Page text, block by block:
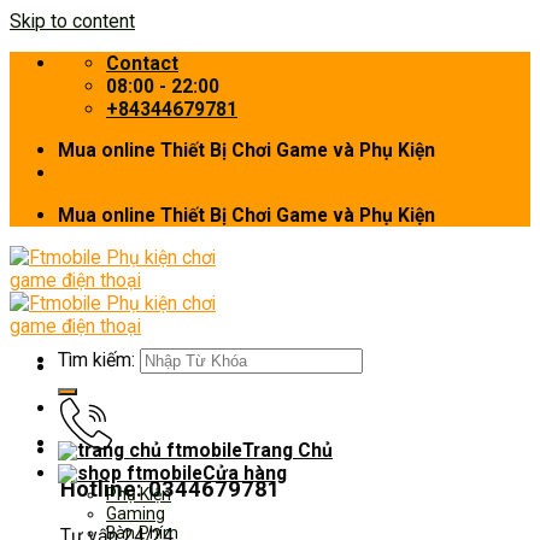
Skip to content
Contact
08:00 - 22:00
+84344679781
Mua online Thiết Bị Chơi Game và Phụ Kiện
Mua online Thiết Bị Chơi Game và Phụ Kiện
Hotline: 0344679781
Tìm kiếm:
Trang Chủ
Cửa hàng
Phụ Kiện
Gaming
Bàn Phím